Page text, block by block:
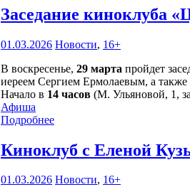
Заседание киноклуба
01.03.2026 Новости, 16+
В воскресенье, 29 марта пройдет
иереем Сергием Ермолаевым, а
Начало в 14 часов (М. Ульяновой, 1,
Афиша
Подробнее
Киноклуб с Еленой
01.03.2026 Новости, 16+